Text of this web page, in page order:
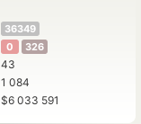
36349
0 326
43
1 084
$6 033 591